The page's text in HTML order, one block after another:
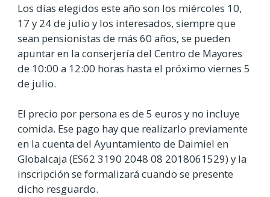
Los días elegidos este año son los miércoles 10,
17 y 24 de julio y los interesados, siempre que
sean pensionistas de más 60 años, se pueden
apuntar en la conserjería del Centro de Mayores
de 10:00 a 12:00 horas hasta el próximo viernes 5
de julio.
El precio por persona es de 5 euros y no incluye
comida. Ese pago hay que realizarlo previamente
en la cuenta del Ayuntamiento de Daimiel en
Globalcaja(ES62 3190 2048 08 2018061529) y la
inscripción se formalizará cuando se presente
dicho resguardo.